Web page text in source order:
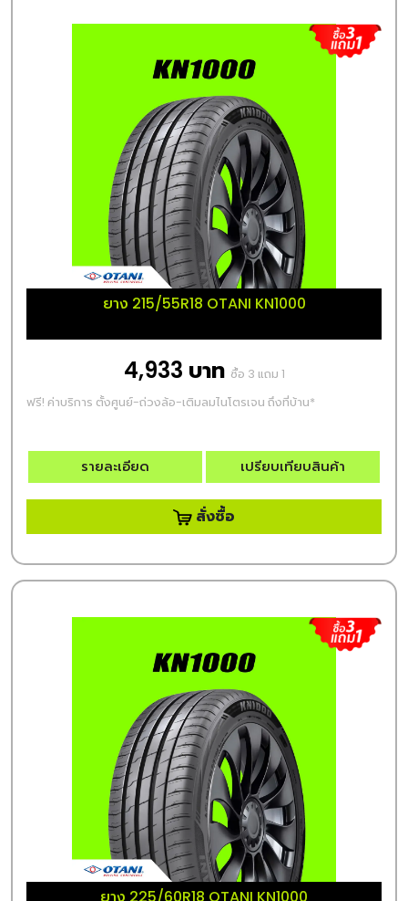
ยาง 215/55R18 OTANI KN1000
4,933 บาท ซื้อ 3 แถม 1
ฟรี! ค่าบริการ ตั้งศูนย์-ถ่วงล้อ-เติมลมไนโตรเจน ถึงที่บ้าน*
รายละเอียด เปรียบเทียบสินค้า
สั่งซื้อ